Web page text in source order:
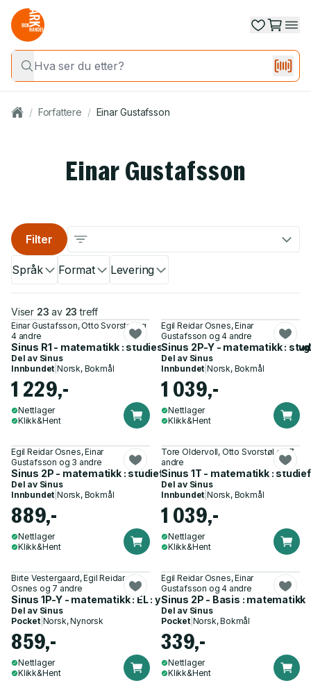
/ Forfattere / Einar Gustafsson
Einar Gustafsson
Språk Format Levering
Filter
Viser 23 av 23 treff
Einar Gustafsson, Otto Svorstøl og
4 andre
Sinus R1 - matematikk : studiespesialiserende programfag
Del av Sinus
Innbundet |Norsk, Bokmål
1 229,-
Nettlager
Klikk&Hent
Egil Reidar Osnes, Einar
Gustafsson og 4 andre
Sinus 2P-Y - matematikk :
Del av Sinus
Innbundet |Norsk, Bokmål
1 039,-
Nettlager
Klikk&Hent
Egil Reidar Osnes, Einar
Gustafsson og 3 andre
Sinus 2P - matematikk : studieforberedende fellesfag vg2
Del av Sinus
Innbundet |Norsk, Bokmål
889,-
Nettlager
Klikk&Hent
Tore Oldervoll, Otto Svorstøl og 7
andre
Sinus 1T - matematikk :
Del av Sinus
Innbundet |Norsk, Bokmål
1 039,-
Nettlager
Klikk&Hent
Birte Vestergaard, Egil Reidar
Osnes og 7 andre
Sinus 1P-Y - matematikk : EL : yrkesfag vg1
Del av Sinus
Pocket| Norsk, Nynorsk
859,-
Nettlager
Klikk&Hent
Egil Reidar Osnes, Einar
Gustafsson og 4 andre
Sinus 2P - Basis : matematikk
Del av Sinus
Pocket| Norsk, Bokmål
339,-
Nettlager
Klikk&Hent